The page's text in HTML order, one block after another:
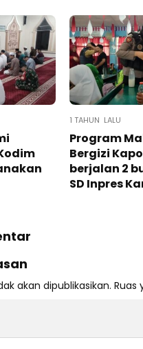
1 TAHUN LALU
Program
Bergizi
berjalan 2
SD Inpres
akan dipublikasikan. Ruas